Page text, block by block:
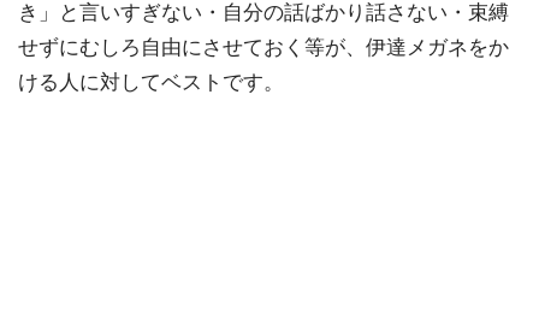
き」と言いすぎない・自分の話ばかり話さない・束縛
せずにむしろ自由にさせておく等が、伊達メガネをか
ける人に対してベストです。